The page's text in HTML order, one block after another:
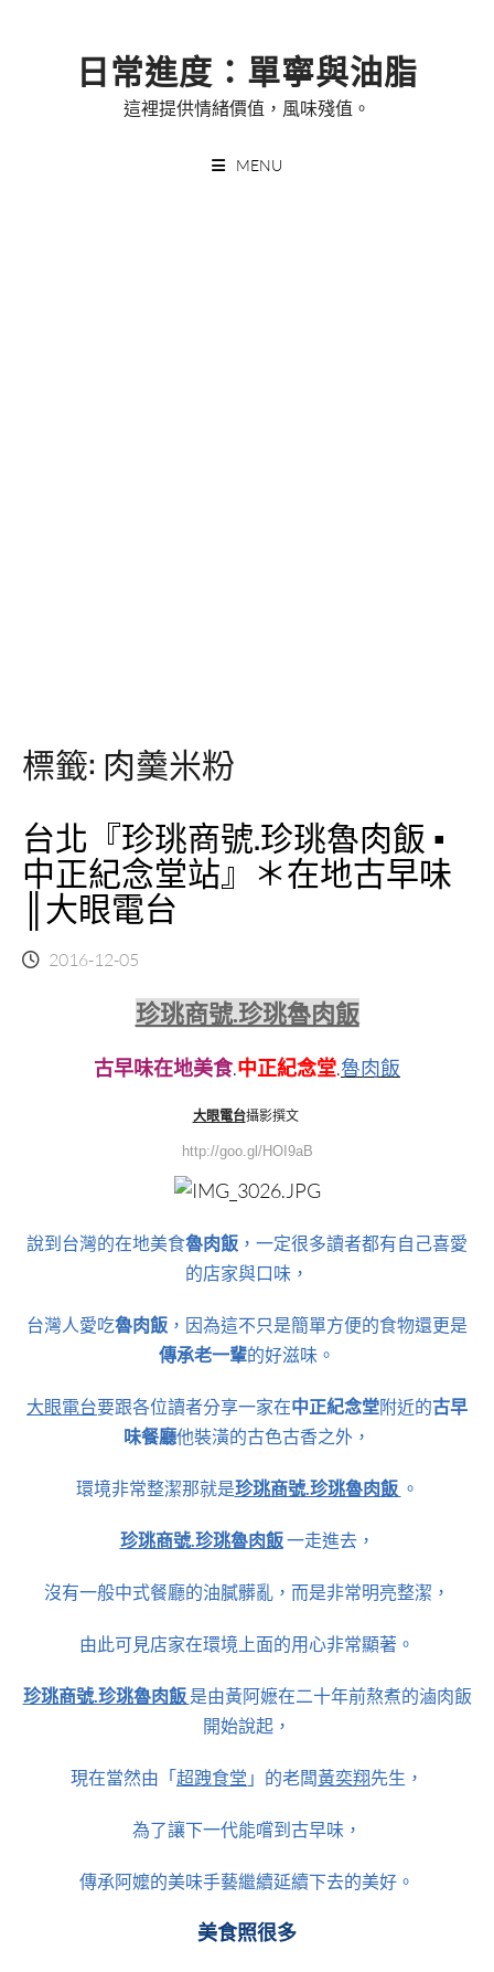
日常進度：單寧與油脂
這裡提供情緒價值，風味殘值。
MENU
標籤: 肉羹米粉
台北『珍珧商號.珍珧魯肉飯 ▪
中正紀念堂站』＊在地古早味
║大眼電台
2016-12-05
珍珧商號.珍珧魯肉飯
古早味在地美食.中正紀念堂.魯肉飯
大眼電台攝影撰文
http://goo.gl/HOI9aB
說到台灣的在地美食魯肉飯 ，一定很多讀者都有自己喜愛
的店家與口味，
台灣人愛吃魯肉飯 ，因為這不只是簡單方便的食物還更是
傳承老一輩的好滋味。
大眼電台要跟各位讀者分享一家在中正紀念堂附近的古早
味餐廳他裝潢的古色古香之外，
環境非常整潔那就是珍珧商號.珍珧魯肉飯 。
珍珧商號.珍珧魯肉飯一走進去，
沒有一般中式餐廳的油膩髒亂，而是非常明亮整潔，
由此可見店家在環境上面的用心非常顯著。
珍珧商號.珍珧魯肉飯 是由黃阿嬷在二十年前熬煮的滷肉飯
開始說起，
現在當然由 「超跩食堂 」的老闆黃奕翔先生，
為了讓下一代能嚐到古早味，
傳承阿嬤的美味手藝繼續延續下去的美好。
美食照很多